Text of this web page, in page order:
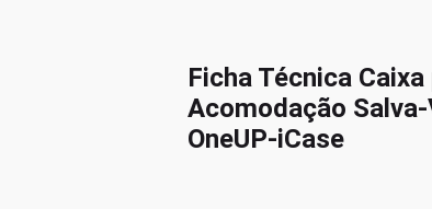
Ficha Técnica Caixa
Acomodação
OneUP-iCase